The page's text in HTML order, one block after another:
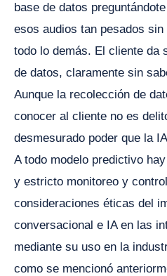
base de datos
esos audios tan pesados
todo lo demás. El cliente da
de datos, claramente sin
Aunque la recolección de
conocer al cliente no es
desmesurado poder que la
A todo modelo predictivo
y estricto monitoreo y
consideraciones éticas del
conversacional e IA en las
mediante su uso en la
como se mencionó